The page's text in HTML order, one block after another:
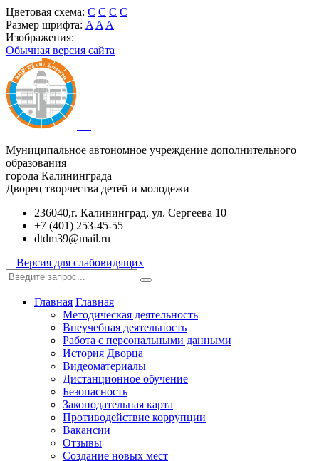
Цветовая схема: C C C C
Размер шрифта: A A A
Изображения:
Обычная версия сайта
Муниципальное автономное учреждение дополнительного
образования
города Калининграда
Дворец творчества детей и молодежи
236040,г. Калининград, ул. Сергеева 10
+7 (401) 253-45-55
dtdm39@mail.ru
Версия для слабовидящих
Главная Главная
Методическая деятельность
Внеучебная деятельность
Работа с персональными данными
История Дворца
Видеоматериалы
Дистанционное обучение
Безопасность
Законодательная карта
Противодействие коррупции
Вакансии
Отзывы
Создание новых мест